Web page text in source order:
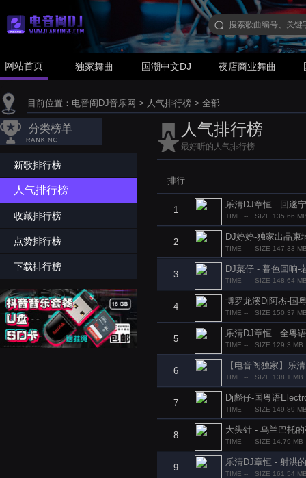
网站首页 独家舞曲 国潮中文DJ 夜店商业舞曲
目前位置： 电音阁DJ音乐网 > 人气排行榜 > 全部
分类榜单
新歌排行榜
人气排行榜
收藏排行榜
点赞排行榜
下载排行榜
人气排行榜
最好听的人气排行榜
排行
1
乐清DJ章恒 - 回遂
TIME -- SIZE 135.66
2
DJ婷婷-独家出品柬
TIME -- SIZE 147.33
3
DJ菜仔 - 暮色回响-
TIME -- SIZE 148.64
4
博罗龙溪Dj阿杰-国
TIME -- SIZE 150.37
5
乐清DJ章恒 - 全粤
TIME -- SIZE 129.3 MB
6
【电音阁独家】乐
TIME -- SIZE 138.1 MB
7
Dj彪仔-国粤语
TIME -- SIZE 149.89
8
大头针 - 乌兰巴托
TIME -- SIZE 14.79 MB
9
乐清DJ章恒 - 射洪
TIME -- SIZE 161.54